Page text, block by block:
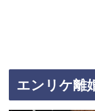
エンリケ離